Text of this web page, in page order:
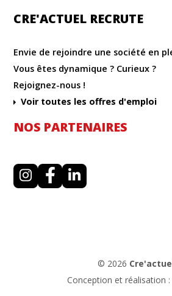
CRE'ACTUEL RECRUTE
Envie de rejoindre une société en
Vous êtes dynamique ? Curieux ?
Rejoignez-nous !
Voir toutes les offres d'emploi
NOS PARTENAIRES
I
n
F
a
L
i
© 2026
Conception et réalisation :